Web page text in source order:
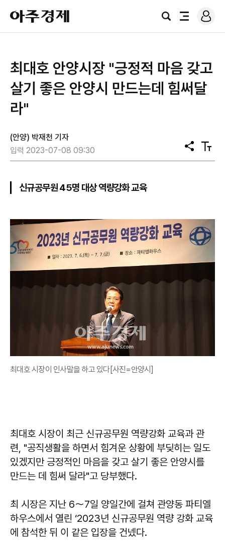
아
주
경
검
전
로
그
최대호 안양시장 "긍정적 마음 갖고
살기 좋은 안양시 만드는데 힘써달
라"
(안양) 박재천 기자
입력 2023-07-08 09:30
공
유
텍
스
신규공무원 45명 대상 역량강화 교육
최대호 시장이 인사말을 하고 있다[사진=안양시]
최대호 시장이 최근 신규공무원 역량강화 교육과 관
련, "공직생활을 하면서 힘겨운 상황에 부딪히는 일도
있겠지만 긍정적인 마음을 갖고 살기 좋은 안양시를
만드는 데 힘써 달라"고 당부했다.
최 시장은 지난 6～7일 양일간에 걸쳐 관양동 파티엘
하우스에서 열린 ‘2023년 신규공무원 역량 강화 교육
에 참석한 뒤 이 같은 입장을 건넸다.